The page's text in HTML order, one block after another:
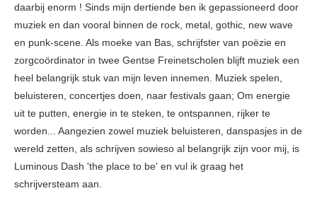
daarbij enorm ! Sinds mijn dertiende ben ik gepassioneerd door
muziek en dan vooral binnen de rock, metal, gothic, new wave
en punk-scene. Als moeke van Bas, schrijfster van poëzie en
zorgcoördinator in twee Gentse Freinetscholen blijft muziek een
heel belangrijk stuk van mijn leven innemen. Muziek spelen,
beluisteren, concertjes doen, naar festivals gaan; Om energie
uit te putten, energie in te steken, te ontspannen, rijker te
worden... Aangezien zowel muziek beluisteren, danspasjes in de
wereld zetten, als schrijven sowieso al belangrijk zijn voor mij, is
Luminous Dash 'the place to be' en vul ik graag het
schrijversteam aan.